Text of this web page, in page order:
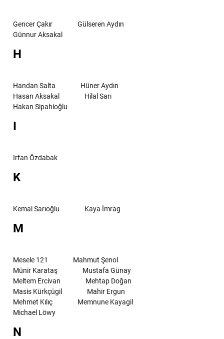
Gencer Çakır
Gülseren Aydın
Günnur Aksakal
H
Handan Salta
Hüner Aydın
Hasan Aksakal
Hilal Sarı
Hakan Sipahioğlu
I
Irfan Özdabak
K
Kemal Sarıoğlu Kaya İmrag
M
Mesele 121
Mahmut Şenol
Münir Karataş
Mustafa Günay
Meltem Ercivan
Mehtap Doğan
Masis Kürkçügil
Mahir Ergun
Mehmet Kılıç
Memnune Kayagil
Michael Löwy
N